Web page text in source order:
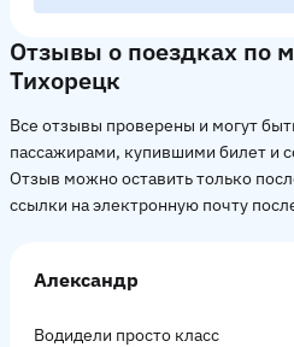
Отзывы о поездках по
Тихорецк
Все отзывы проверены и могут
пассажирами, купившими билет и
Отзыв можно оставить только
ссылки на электронную почту
Александр
Водидели просто класс